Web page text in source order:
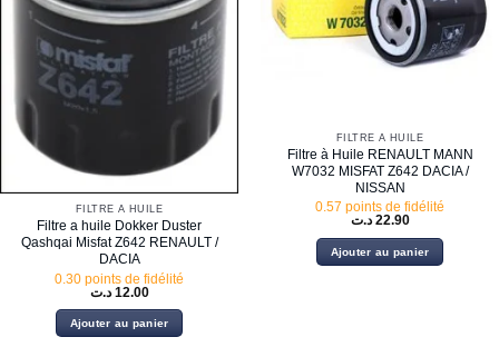
FILTRE À HUILE
Filtre a huile Dokker Duster
Qashqai Misfat Z642 RENAULT /
DACIA
0.30 points de fidélité
12.00 د.ت
Ajouter au panier
FILTRE À HUILE
Filtre à Huile RENAULT MANN
W7032 MISFAT Z642 DACIA /
NISSAN
0.57 points de fidélité
22.90 د.ت
Ajouter au panier